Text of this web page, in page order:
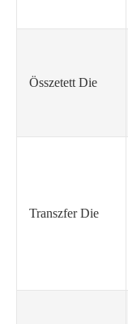
Összetett Die
Transzfer Die